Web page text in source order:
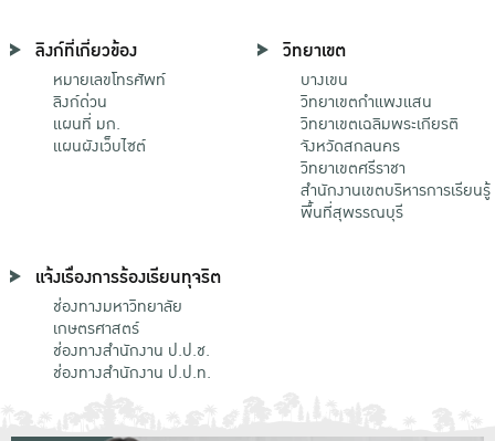
ลิงก์ที่เกี่ยวข้อง
หมายเลขโทรศัพท์
ลิงก์ด่วน
แผนที่ มก.
แผนผังเว็บไซต์
วิทยาเขต
บางเขน
วิทยาเขตกําแพงแสน
วิทยาเขตเฉลิมพระเกียรติ
จังหวัดสกลนคร
วิทยาเขตศรีราชา
สำนักงานเขตบริหารการเรียนรู้
พื้นที่สุพรรณบุรี
แจ้งเรื่องการร้องเรียนทุจริต
ช่องทางมหาวิทยาลัย
เกษตรศาสตร์
ช่องทางสำนักงาน ป.ป.ช.
ช่องทางสำนักงาน ป.ป.ท.